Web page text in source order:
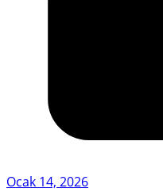
Ocak 14, 2026